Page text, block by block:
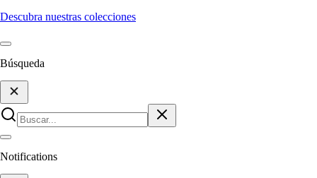
Descubra nuestras colecciones
Búsqueda
Notifications